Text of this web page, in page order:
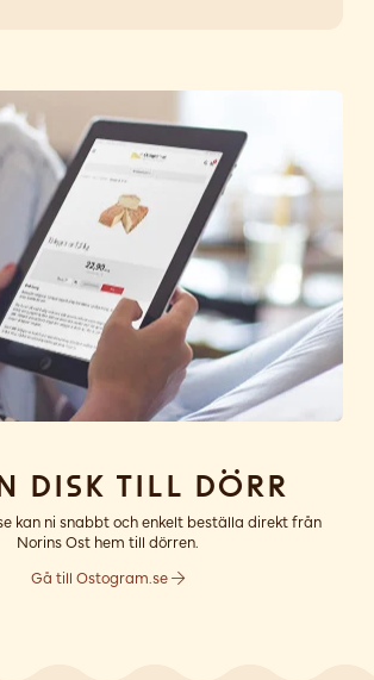
disk till dörr
kan ni snabbt och enkelt beställa direkt från
Norins Ost hem till dörren.
Gå till Ostogram.se